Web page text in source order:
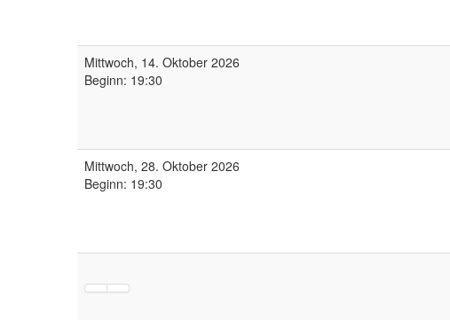
Mittwoch, 14. Oktober 2026
Beginn: 19:30
Mittwoch, 28. Oktober 2026
Beginn: 19:30